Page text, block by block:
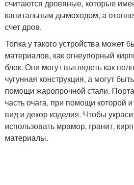
считаются дровяные, которые
капитальным дымоходом, а
счет дров.
Топка у такого устройства может
материалов, как огнеупорный
блок. Они могут выглядеть как
чугунная конструкция, а могут
помощи жаропрочной стали.
часть очага, при помощи которой
вид и декор изделия. Чтобы
использовать мрамор, гранит,
материалы.